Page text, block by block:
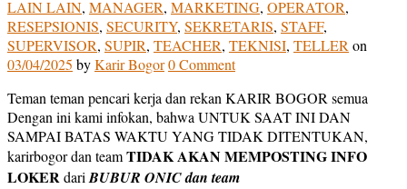
LAIN LAIN, MANAGER, MARKETING, OPERATOR,
RESEPSIONIS, SECURITY, SEKRETARIS, STAFF,
SUPERVISOR, SUPIR, TEACHER, TEKNISI, TELLERon
03/04/2025 byKarir Bogor0 Comment
Teman teman pencari kerja dan rekan KARIR BOGOR semua
Dengan ini kami infokan, bahwa UNTUK SAAT INI DAN
SAMPAI BATAS WAKTU YANG TIDAK DITENTUKAN,
karirbogor dan teamTIDAK AKAN MEMPOSTING INFO
LOKERdariBUBUR ONIC dan team